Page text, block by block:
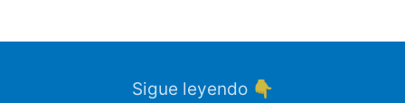
Sigue leyendo 👇